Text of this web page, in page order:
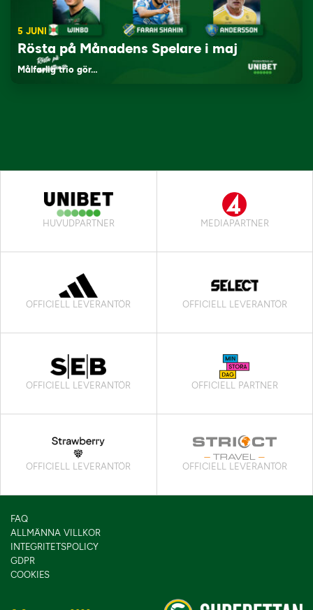
5 JUNI
Rösta på Månadens Spelare i maj
Målfarlig trio gör…
HUVUDPARTNER MEDIAPARTNER
OFFICIELL LEVERANTÖR OFFICIELL LEVERANTÖR
OFFICIELL LEVERANTÖR OFFICIELL PARTNER
OFFICIELL LEVERANTÖR OFFICIELL LEVERANTÖR
FAQ
ALLMÄNNA VILLKOR
INTEGRITETSPOLICY
GDPR
COOKIES